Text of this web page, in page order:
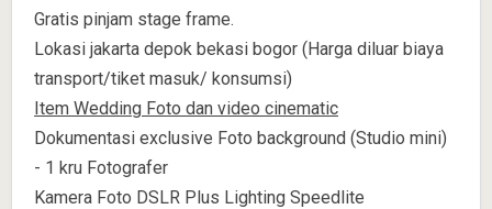
Gratis pinjam stage frame.
Lokasi jakarta depok bekasi bogor (Harga diluar biaya
transport/tiket masuk/ konsumsi)
Item Wedding Foto dan video cinematic
Dokumentasi exclusive Foto background (Studio mini)
- 1 kru Fotografer
Kamera Foto DSLR Plus Lighting Speedlite